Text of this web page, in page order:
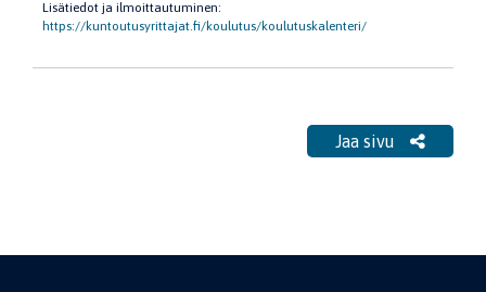
Lisätiedot ja ilmoittautuminen:
https://kuntoutusyrittajat.fi/koulutus/koulutuskalenteri/
Jaa sivu